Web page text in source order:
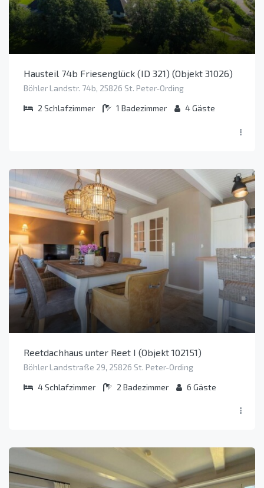
Hausteil 74b Friesenglück (ID 321) (Objekt 31026)
Böhler Landstr. 74b, 25826 St. Peter-Ording
2 Schlafzimmer 1 Badezimmer 4Gäste
Reetdachhaus unter Reet I (Objekt 102151)
Böhler Landstraße 29, 25826 St. Peter-Ording
4Schlafzimmer 2 Badezimmer 6 Gäste